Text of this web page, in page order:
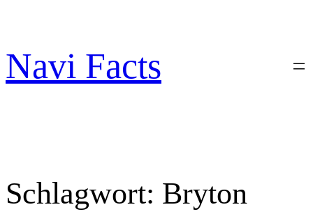
springen
Navi Facts
Schlagwort: Bryton